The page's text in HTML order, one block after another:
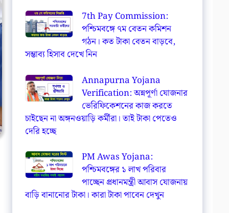
7th Pay Commission:
পশ্চিমবঙ্গে ৭ম বেতন কমিশন
গঠন। কত টাকা বেতন বাড়বে,
সম্ভাব্য হিসাব দেখে নিন
Annapurna Yojana
Verification: অন্নপূর্ণা যোজনার
ভেরিফিকেশনের কাজ করতে
চাইছেন না অঙ্গনওয়াড়ি কর্মীরা। তাই টাকা পেতেও
দেরি হচ্ছে
PM Awas Yojana:
পশ্চিমবঙ্গের ১ লাখ পরিবার
পাচ্ছেন প্রধানমন্ত্রী আবাস যোজনায়
বাড়ি বানানোর টাকা। কারা টাকা পাবেন দেখুন